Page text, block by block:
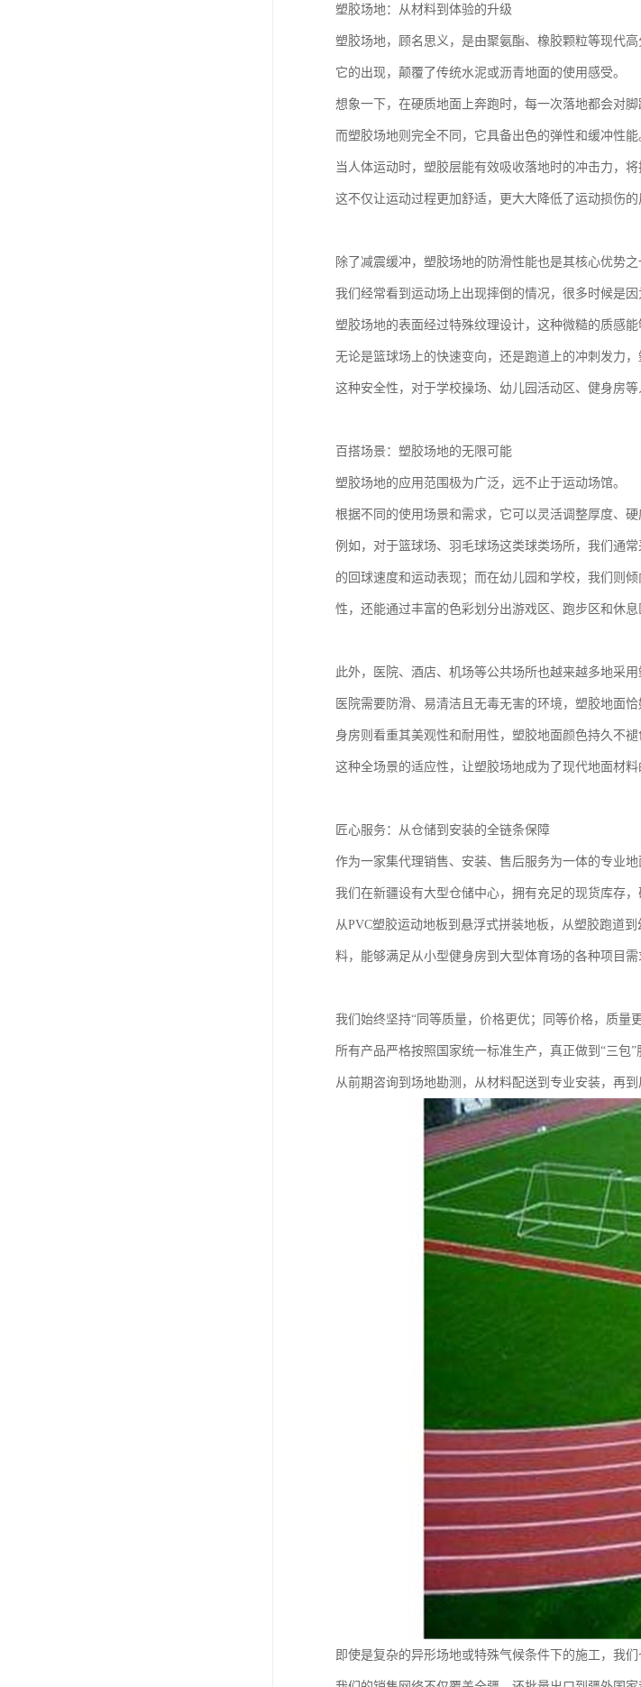
塑胶场地：从材料到体验的升级
塑胶场地，顾名思义，是由聚氨酯、橡胶颗粒等现代高
它的出现，颠覆了传统水泥或沥青地面的使用感受。
想象一下，在硬质地面上奔跑时，每一次落地都会对
而塑胶场地则完全不同，它具备出色的弹性和缓冲性能
当人体运动时，塑胶层能有效吸收落地时的冲击力，
这不仅让运动过程更加舒适，更大大降低了运动损伤
除了减震缓冲，塑胶场地的防滑性能也是其核心优势之
我们经常看到运动场上出现摔倒的情况，很多时候是因
塑胶场地的表面经过特殊纹理设计，这种微糙的质感
无论是篮球场上的快速变向，还是跑道上的冲刺发力
这种安全性，对于学校操场、幼儿园活动区、健身房等
百搭场景：塑胶场地的无限可能
塑胶场地的应用范围极为广泛，远不止于运动场馆。
根据不同的使用场景和需求，它可以灵活调整厚度、硬
例如，对于篮球场、羽毛球场这类球类场所，我们通
的回球速度和运动表现；而在幼儿园和学校，我们则
性，还能通过丰富的色彩划分出游戏区、跑步区和休息
此外，医院、酒店、机场等公共场所也越来越多地采用
医院需要防滑、易清洁且无毒无害的环境，塑胶地面
身房则看重其美观性和耐用性，塑胶地面颜色持久不
这种全场景的适应性，让塑胶场地成为了现代地面材料
匠心服务：从仓储到安装的全链条保障
作为一家集代理销售、安装、售后服务为一体的专业
我们在新疆设有大型仓储中心，拥有充足的现货库存
从PVC塑胶运动地板到悬浮式拼装地板，从塑胶跑道
料，能够满足从小型健身房到大型体育场的各种项目需
我们始终坚持“同等质量，价格更优；同等价格，质量更
所有产品严格按照国家统一标准生产，真正做到“三包
从前期咨询到场地勘测，从材料配送到专业安装，再
即使是复杂的异形场地或特殊气候条件下的施工，我